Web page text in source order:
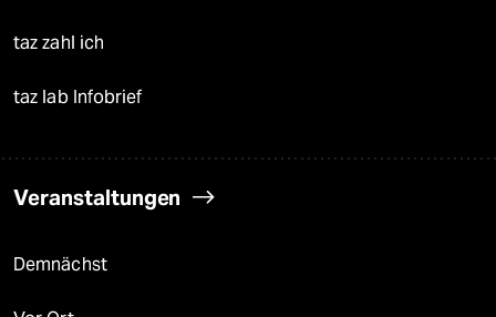
taz zahl ich
taz lab Infobrief
Veranstaltungen
Demnächst